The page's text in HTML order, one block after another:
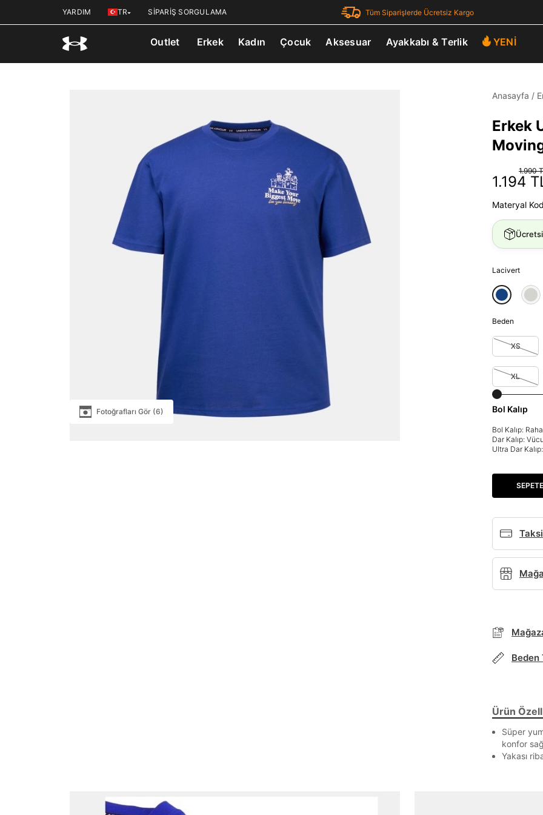
YARDIM TR SİPARİŞ SORGULAMA Tüm Siparişlerde Ücretsiz Kargo
Outlet Erkek Kadın Çocuk Aksesuar Ayakkabı & Terlik YENİ
Fotoğrafları Gör (6)
Anasayfa /
Erkek
1.990
1.194
Materyal
Lacivert
Beden
XS
XL
Bol Kalıp
Bol Kalıp:
Dar Kalıp:
Ultra Dar
Beden
Ürün
Süper
konfor
Yakası